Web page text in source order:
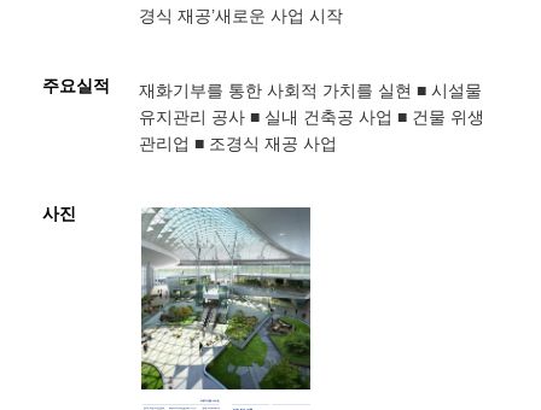
경식 재공’새로운 사업 시작
주요실적
재화기부를 통한 사회적 가치를 실현 ■ 시설물
유지관리 공사 ■ 실내 건축공 사업 ■ 건물 위생
관리업 ■ 조경식 재공 사업
사진